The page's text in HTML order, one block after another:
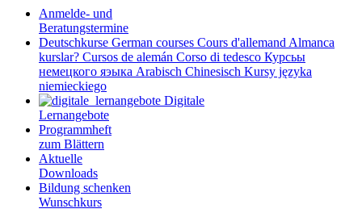
Anmelde- und
Beratungstermine
Deutschkurse German courses Cours d'allemand Almanca
kurslar? Cursos de alemán Corso di tedesco Курсьы
немецкого яэыка Arabisch Chinesisch Kursy języka
niemieckiego
Digitale
Lernangebote
Programmheft
zum Blättern
Aktuelle
Downloads
Bildung schenken
Wunschkurs